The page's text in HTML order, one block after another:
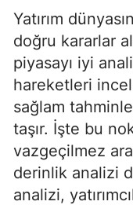
Yatırım
doğru kararlar
piyasayı iyi
hareketleri
sağlam
taşır. İşte bu
vazgeçilmez
derinlik analizi
analizi,